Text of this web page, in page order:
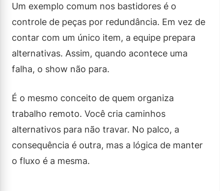
Um exemplo comum nos bastidores é o
controle de peças por redundância. Em vez de
contar com um único item, a equipe prepara
alternativas. Assim, quando acontece uma
falha, o show não para.
É o mesmo conceito de quem organiza
trabalho remoto. Você cria caminhos
alternativos para não travar. No palco, a
consequência é outra, mas a lógica de manter
o fluxo é a mesma.